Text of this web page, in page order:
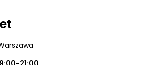
21:00